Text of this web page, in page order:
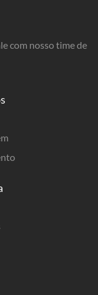
com nosso time de